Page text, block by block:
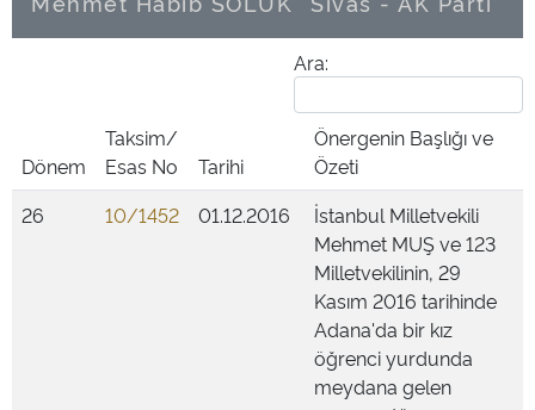
Ara:
Dönem
Taksim/
Esas No
Tarihi
Önergenin Başlığı ve
Özeti
26
10/1452 01.12.2016
İstanbul Milletvekili
Mehmet MUŞ ve 123
Milletvekilinin, 29
Kasım 2016 tarihinde
Adana'da bir kız
öğrenci yurdunda
meydana gelen